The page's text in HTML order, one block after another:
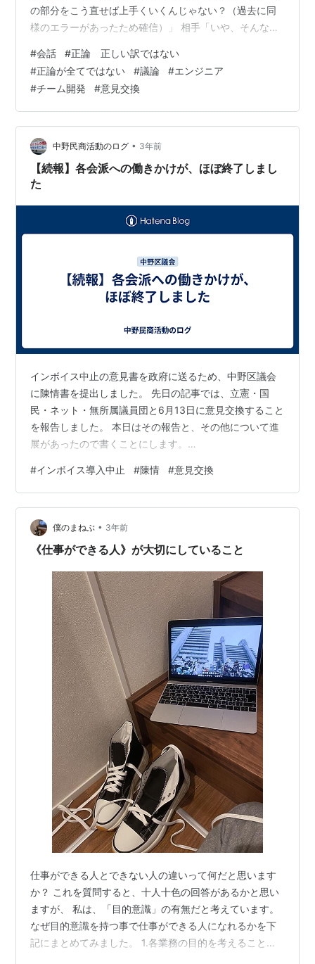
の部分をこう直せば上手くいくんじゃない？（過去に同
様のエラーがあったため確信）」 相手「いや、そんなは
後解決したようだったので様子を見に行くと、私が言っ
たとおりの修正がなされていました。 一度だけならいい
のですが、一日に何度もこれが起きるので最近参ってい
ます。 話し合いとは相手を否定して意見を押し通し、自
分が気持ちよくなることではない 話し合いって何だろう
と思ってしまいました。 自分の考…
#会話 #正論 正しい訳ではない
#正論が全てではない #議論 #エンジニア
#チーム開発 #意見交換
中野民商活動のログ • 3年前
【続報】各会派への働きかけが、ほぼ終了しまし
た
インボイス中止の意見書を政府に送るため、中野区議会
に陳情書を提出しました。 先日の記事では、立憲・国
民・ネット・無所属議員団と6月13日に意見交換すること
を報告しました。 本日はその報告と、その他について進
展があったので書くことにします。
団は理解してくれた 自民党は「都連の判断を仰がない
と」と 公明党、都民ファーストの会には断られました ま
すます、委員会での説明（発言）が重要に おわりに 立
憲・国民・ネット・無所属議員団は理解してくれた 立
憲・国民・ネット・無所属議員団は、2人の議員が対応し
#インボイス導入中止 #陳情 #意見交換
僕のまねぶ • 3年前
《仕事ができる人》が大切にしていること
仕事ができる人とできない人の違いって何だと思います
か？ これを質問すると、十人十色の回答があるかと思い
ますが、 私は、「目的意識」の有無だと考えています。
なぜ目的意識を持つ事で仕事ができる人になれるかを下
記にまとめてみました。 1.各業務の目的を考えること